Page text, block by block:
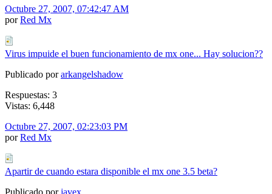
Octubre 27, 2007, 07:42:47 AM
porRed Mx
Virus impuide el buen funcionamiento de mx one... Hay solucion??
Publicado porarkangelshadow
Respuestas: 3
Vistas: 6,448
Octubre 27, 2007, 02:23:03 PM
porRed Mx
Apartir de cuando estara disponible el mx one 3.5 beta?